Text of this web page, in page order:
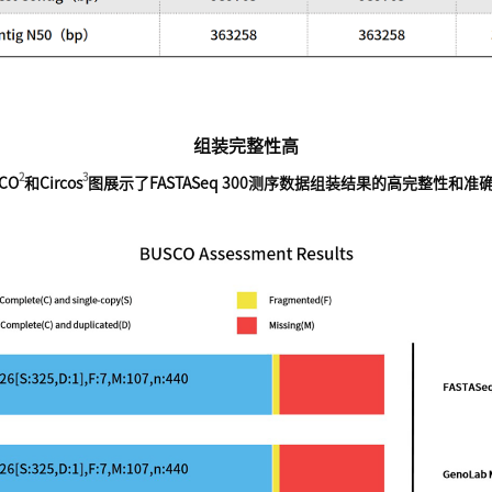
组装完整性高
2和Circos3图展示了FASTASeq 300测序数据组装结果的高完整性和准